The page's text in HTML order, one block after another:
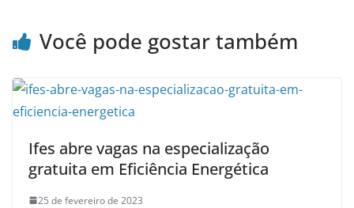
Você pode gostar também
Ifes abre vagas na especialização
gratuita em Eficiência Energética
25 de fevereiro de 2023